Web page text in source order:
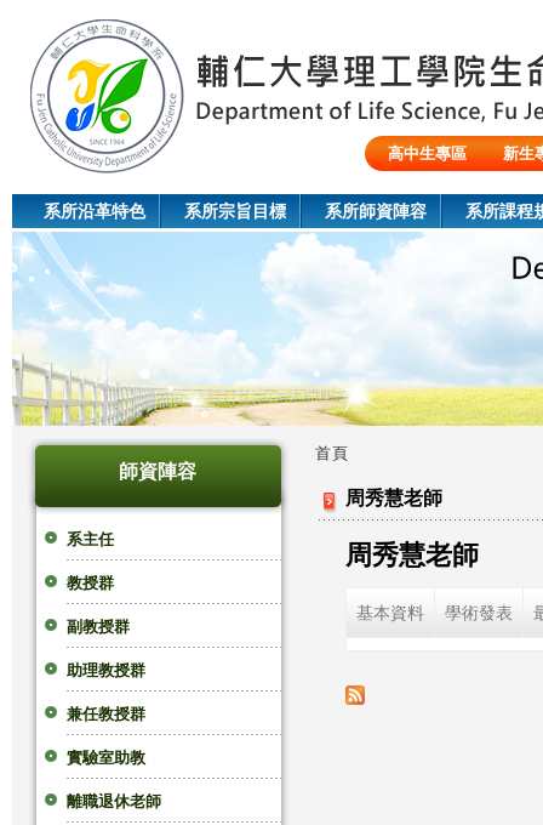
高中生專區
新生
系所沿革特色 系所宗旨目標 系所師資陣容 系所課程
師資陣容
系主任
教授群
副教授群
助理教授群
兼任教授群
實驗室助教
離職退休老師
您
首頁
周秀慧老師
周秀慧老師
基本資料 學術發表